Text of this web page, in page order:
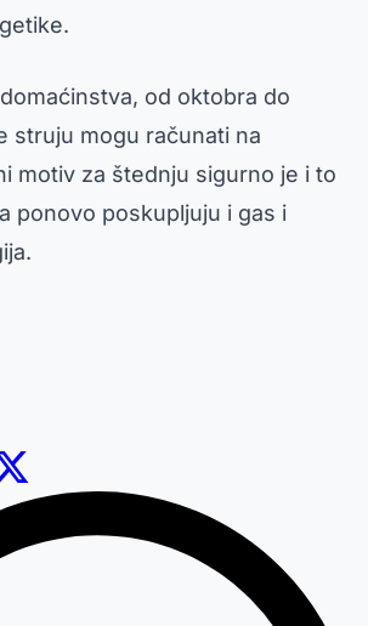
od oktobra do
struju mogu računati na
motiv za štednju sigurno je i to
ponovo poskupljuju i gas i